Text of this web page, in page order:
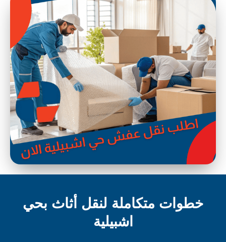
خطوات متكاملة لنقل أثاث بحي
اشبيلية